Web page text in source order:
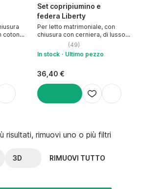
cotone
con
Set copripiumino e
federa Liberty
Per letto matrimoniale, con
chiusura con cerniera, di lusso,
in cotone renforcé, con fantasia
3D/con mandala, 200x200 cm
(49)
In stock
Ultimo pezzo
36,40 €
risultati, rimuovi uno o più filtri
3D RIMUOVI TUTTO